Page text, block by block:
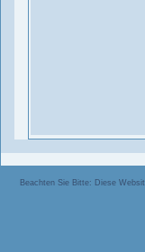
Beachten Sie Bitte: Diese